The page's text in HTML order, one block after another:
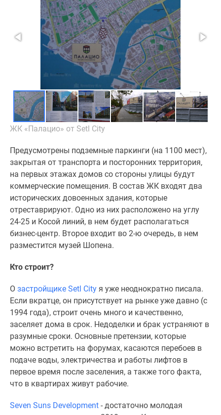
Бизнес-
центры
Скидки
акции
МаксЖК «Палацио» от Setl City
Предусмотрены подземные паркинги (на 1100 мест),
закрытая от транспорта и посторонних территория,
на первых этажах домов со стороны улицы будут
коммерческие помещения. В состав ЖК входят два
исторических довоенных здания, которые
отреставрируют. Одно из них расположено на углу
24-25 и Косой линий, в нем будет располагаться
бизнес-центр. Второе входит во 2-ю очередь, в нем
разместится музей Шопена.
Кто строит?
О застройщике Setl City я уже неоднократно писала.
Если вкратце, он присутствует на рынке уже давно (с
1994 года), строит очень много и качественно,
заселяет дома в срок. Недоделки и брак устраняют в
разумные сроки. Основные претензии, которые
можно встретить на форумах, касаются перебоев в
подаче воды, электричества и работы лифтов в
первое время после заселения, а также того факта,
что в квартирах живут рабочие.
Seven Suns Development - достаточно молодая